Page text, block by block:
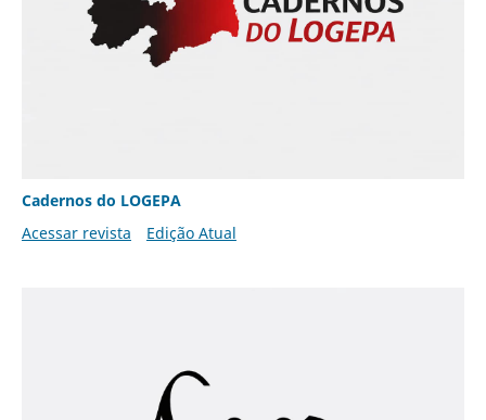
Cadernos do LOGEPA
Acessar revista
Edição Atual